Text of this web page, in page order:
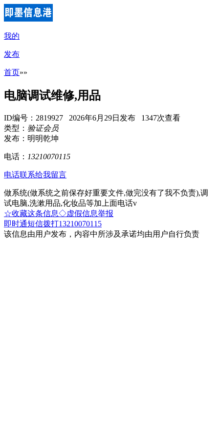
我的
发布
首页»»
电脑调试维修,用品
ID编号：2819927 2026年6月29日发布 1347次查看
类型： 验证会员
发布：明明乾坤
电话： 13210070115
电话联系给我留言
做系统(做系统之前保存好重要文件,做完没有了我不负责),调
试电脑,洗漱用品,化妆品等加上面电话v
☆收藏这条信息◇虚假信息举报
即时通短信拨打13210070115
该信息由用户发布，内容中所涉及承诺均由用户自行负责